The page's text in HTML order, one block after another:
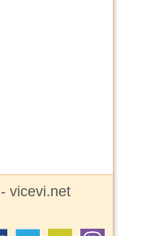
- vicevi.net